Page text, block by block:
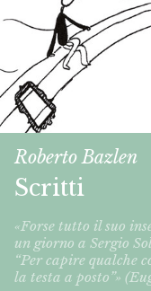
Roberto Bazlen
Scritti
«Forse tutto il suo
un giorno a Sergio
“Per capire qualche
la testa a posto”»